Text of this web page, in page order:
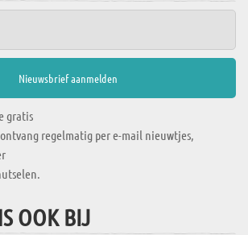
gratis
regelmatig per e-mail nieuwtjes,
OOK BIJ